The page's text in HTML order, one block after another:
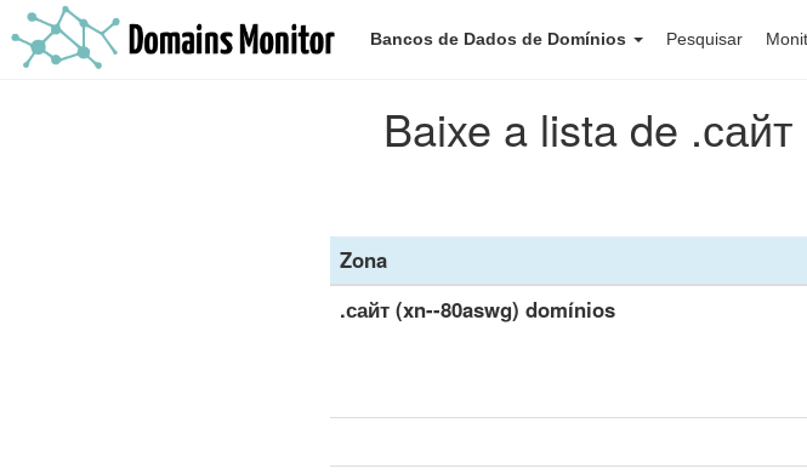
Bancos de Dados de Domínios Pesquisar
Baixe a lista de
Zona
.сайт (xn--80aswg) domínios